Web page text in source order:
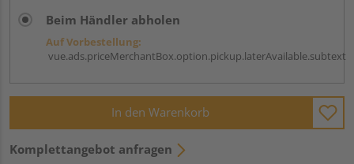
Beim Händler abholen
Auf Vorbestellung:
vue.ads.priceMerchantBox.option.pickup.laterAvailable.subtext
In den Warenkorb
Komplettangebot anfragen